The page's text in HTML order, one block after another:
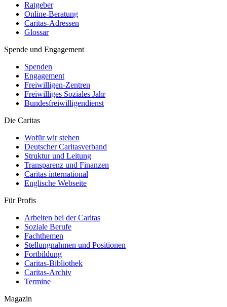
Ratgeber
Online-Beratung
Caritas-Adressen
Glossar
Spende und Engagement
Spenden
Engagement
Freiwilligen-Zentren
Freiwilliges Soziales Jahr
Bundesfreiwilligendienst
Die Caritas
Wofür wir stehen
Deutscher Caritasverband
Struktur und Leitung
Transparenz und Finanzen
Caritas international
Englische Webseite
Für Profis
Arbeiten bei der Caritas
Soziale Berufe
Fachthemen
Stellungnahmen und Positionen
Fortbildung
Caritas-Bibliothek
Caritas-Archiv
Termine
Magazin